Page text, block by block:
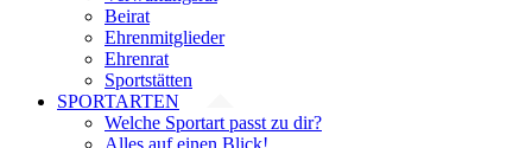
Beirat
Ehrenmitglieder
Ehrenrat
Sportstätten
SPORTARTEN
Welche Sportart passt zu dir?
Alles auf einen Blick!